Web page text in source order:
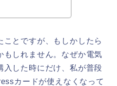
ことですが、もしかしたら
もしれません。なぜか電気
入した時にだけ、私が普段
カードが使えなくなって